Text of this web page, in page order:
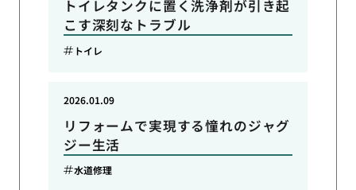
トイレタンクに置く洗浄剤が引き起
こす深刻なトラブル
トイレ
リフォームで実現する憧れのジャグ
ジー生活
2026.01.09
水道修理